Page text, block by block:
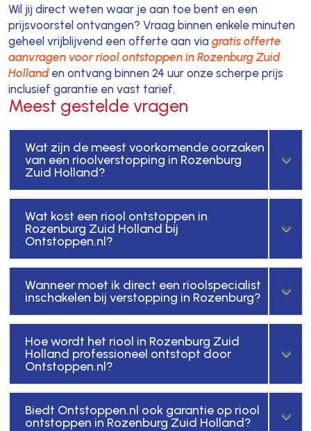
Wil jij direct weten waar je aan toe bent en een
prijsvoorstel ontvangen? Vraag binnen enkele minuten
geheel vrijblijvend een offerte aan via gratis offerte
aanvragen voor riool ontstoppen in Rozenburg Zuid
Hollanden ontvang binnen 24 uur onze scherpe prijs
inclusief garantie en vast tarief.
Meest gestelde vragen
Wat zijn de meest voorkomende oorzaken
van een rioolverstopping in Rozenburg
Zuid Holland?
Wat kost een riool ontstoppen in
Rozenburg Zuid Holland bij
Ontstoppen.nl?
Wanneer moet ik direct een rioolspecialist
inschakelen bij verstopping in Rozenburg?
Hoe wordt het riool in Rozenburg Zuid
Holland professioneel ontstopt door
Ontstoppen.nl?
Biedt Ontstoppen.nl ook garantie op riool
ontstoppen in Rozenburg Zuid Holland?